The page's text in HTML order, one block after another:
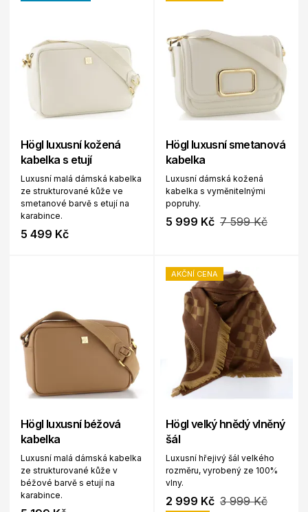
Högl luxusní kožená
kabelka s etují
Luxusní malá dámská kabelka
ze strukturované kůže ve
smetanové barvě s etují na
karabince.
5 499 Kč
Högl luxusní smetanová
kabelka
Luxusní dámská kožená
kabelka s vyměnitelnými
popruhy.
5 999 Kč 7 599 Kč
Högl luxusní béžová
kabelka
Luxusní malá dámská kabelka
ze strukturované kůže v
béžové barvě s etují na
karabince.
AKČNÍ CENA
Högl velký hnědý vlněný
šál
Luxusní hřejivý šál velkého
rozměru, vyrobený ze 100%
vlny.
2 999 Kč 3 999 Kč